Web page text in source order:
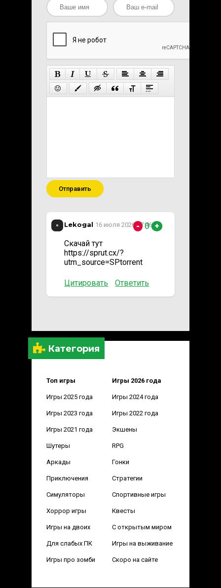
Категория
Топ игры Игры 2026 года
Игры 2025 года Игры 2024 года
Игры 2023 года Игры 2022 года
Игры 2021 года Экшены
Шутеры RPG
Аркады Гонки
Приключения Стратегии
Симуляторы Спортивные игры
Хоррор игры Квесты
Игры на двоих С открытым миром
Для слабых ПК Игры на выживание
Игры про зомби Скоро на сайте
Отправить
Lekogal 16 июля 2026 17:46
Скачай тут
https://sprut.cx/?
utm_source=SPtorrent
Цитировать Ответить
- 0 +